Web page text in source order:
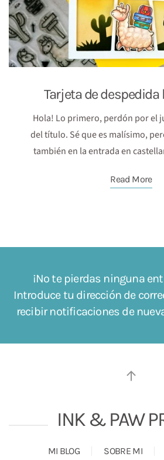
Tarjeta de
Hola! Lo primero, perdón por el
del título. Sé que es malísimo,
también en la entrada en
Read More
¡No te pierdas ninguna
Introduce tu dirección de
recibir notificaciones de
INK & PAW
MI BLOG SOBRE MI